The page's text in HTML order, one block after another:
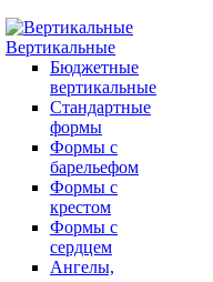
Вертикальные
Бюджетные
вертикальные
Стандартные
формы
Формы с
барельефом
Формы с
крестом
Формы с
сердцем
Ангелы,